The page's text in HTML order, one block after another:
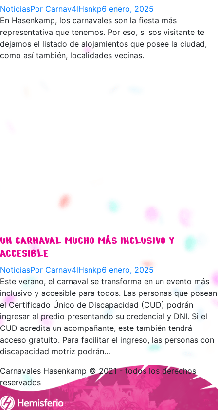
NoticiasPor Carnav4lHsnkp6 enero, 2025
En Hasenkamp, los carnavales son la fiesta más
representativa que tenemos. Por eso, si sos visitante te
dejamos el listado de alojamientos que posee la ciudad,
como así también, localidades vecinas.
UN CARNAVAL MUCHO MÁS INCLUSIVO Y
ACCESIBLE
NoticiasPor Carnav4lHsnkp6 enero, 2025
Este verano, el carnaval se transforma en un evento más
inclusivo y accesible para todos. Las personas que posean
el Certificado Único de Discapacidad (CUD) podrán
ingresar al predio presentando su credencial y DNI. Si el
CUD acredita un acompañante, este también tendrá
acceso gratuito. Para facilitar el ingreso, las personas con
discapacidad motriz podrán…
Carnavales Hasenkamp © 2021 - todos los derechos
reservados